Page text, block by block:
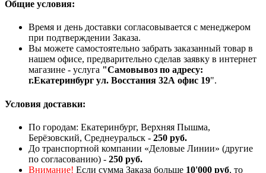
Общие условия:
Время и день доставки согласовывается с менеджером
при подтверждении Заказа.
Вы можете самостоятельно забрать заказанный товар в
нашем офисе, предварительно сделав заявку в интернет
магазине - услуга "Самовывоз по адресу:
г.Екатеринбург ул. Восстания 32А офис 19".
Условия доставки:
По городам: Екатеринбург, Верхняя Пышма,
Берёзовский, Среднеуральск - 250 руб.
До транспортной компании «Деловые Линии» (другие
по согласованию) - 250 руб.
Внимание! Если сумма Заказа больше 10'000 руб, то